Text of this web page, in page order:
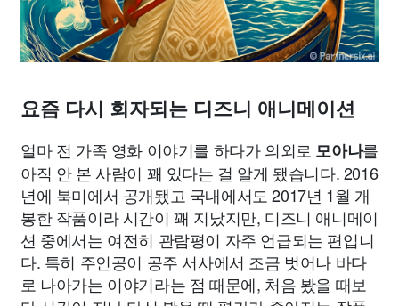
요즘 다시 회자되는 디즈니 애니메이션
얼마 전 가족 영화 이야기를 하다가 의외로 모아나를
아직 안 본 사람이 꽤 있다는 걸 알게 됐습니다. 2016
년에 북미에서 공개됐고 국내에서도 2017년 1월 개
봉한 작품이라 시간이 꽤 지났지만, 디즈니 애니메이
션 중에서는 여전히 관람평이 자주 언급되는 편입니
다. 특히 주인공이 공주 서사에서 조금 벗어나 바다
로 나아가는 이야기라는 점 때문에, 처음 봤을 때보